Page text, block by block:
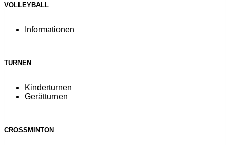
VOLLEYBALL
Informationen
TURNEN
Kinderturnen
Gerätturnen
CROSSMINTON